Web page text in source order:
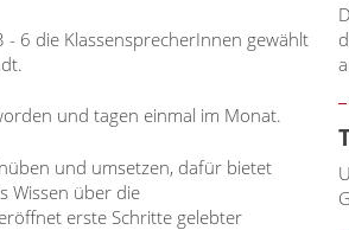
6 die KlassensprecherInnen gewählt
und tagen einmal im Monat.
und umsetzen, dafür bietet
Wissen über die
erste Schritte gelebter